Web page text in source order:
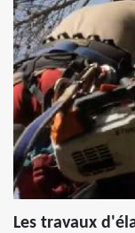
Les travaux